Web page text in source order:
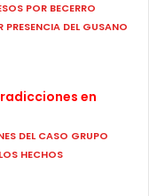
POR BECERRO
DEL GUSANO
en
DEL CASO GRUPO
HECHOS